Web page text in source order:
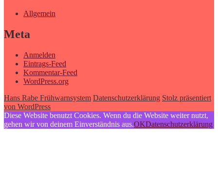
Allgemein
Meta
Anmelden
Eintrags-Feed
Kommentar-Feed
WordPress.org
Hans Rabe Frühwarnsystem Datenschutzerklärung Stolz präsentiert
von WordPress
Diese Website benutzt Cookies. Wenn du die Website weiter nutzt,
gehen wir von deinem Einverständnis aus.OKDatenschutzerklärung